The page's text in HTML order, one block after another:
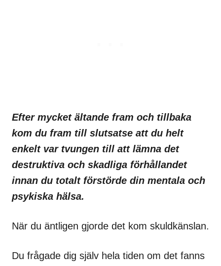
Efter mycket ältande fram och tillbaka
kom du fram till slutsatse att du helt
enkelt var tvungen till att lämna det
destruktiva och skadliga förhållandet
innan du totalt förstörde din mentala och
psykiska hälsa.
När du äntligen gjorde det kom skuldkänslan.
Du frågade dig själv hela tiden om det fanns